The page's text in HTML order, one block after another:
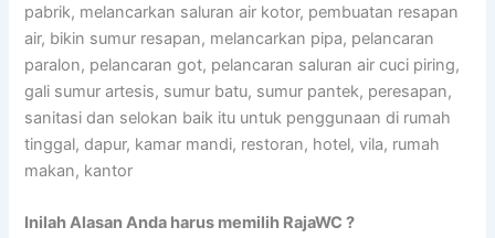
pabrik, melancarkan saluran air kotor, pembuatan resapan
air, bikin sumur resapan, melancarkan pipa, pelancaran
paralon, pelancaran got, pelancaran saluran air cuci piring,
gali sumur artesis, sumur batu, sumur pantek, peresapan,
sanitasi dan selokan baik itu untuk penggunaan di rumah
tinggal, dapur, kamar mandi, restoran, hotel, vila, rumah
makan, kantor
Inilah Alasan Anda harus memilih RajaWC ?